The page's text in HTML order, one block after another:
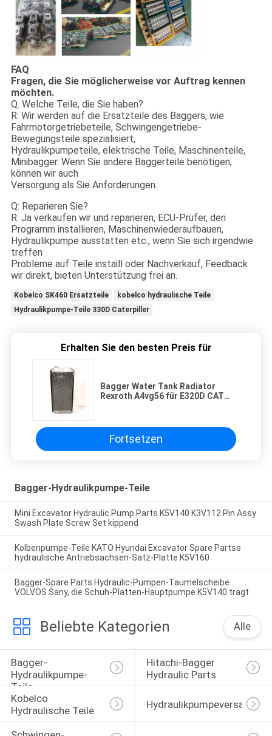
FAQ
Fragen, die Sie möglicherweise vor Auftrag kennen
möchten.
Q. Welche Teile, die Sie haben?
R: Wir werden auf die Ersatzteile des Baggers, wie
Fahrmotorgetriebeteile, Schwingengetriebe-
Bewegungsteile spezialisiert,
Hydraulikpumpeteile, elektrische Teile, Maschinenteile,
Minibagger. Wenn Sie andere Baggerteile benötigen,
können wir auch
Versorgung als Sie Anforderungen.
Q: Reparieren Sie?
R: Ja verkaufen wir und reparieren, ECU-Prüfer, den
Programm installieren, Maschinenwiederaufbauen,
Hydraulikpumpe ausstatten etc., wenn Sie sich irgendwie
treffen
Probleme auf Teile instaill oder Nachverkauf, Feedback
wir direkt, bieten Unterstützung frei an.
Kobelco SK460 Ersatzteile
kobelco hydraulische Teile
Hydraulikpumpe-Teile 330D Caterpiller
Erhalten Sie den besten Preis für
Bagger Water Tank Radiator
Rexroth A4vg56 für E320D CAT
Fortsetzen
Bagger-Hydraulikpumpe-Teile
Mini Excavator Hydraulic Pump Parts K5V140 K3V112 Pin Assy
Swash Plate Screw Set kippend
Kolbenpumpe-Teile KATO Hyundai Excavator Spare Partss
hydraulische Antriebsachsen-Satz-Platte K5V160
Bagger-Spare Parts Hydraulic-Pumpen-Taumelscheibe
VOLVOS Sany, die Schuh-Platten-Hauptpumpe K5V140 trägt
Beliebte Kategorien Alle
Bagger-
Hydraulikpumpe-
Teile
Hitachi-Bagger
Hydraulic Parts
Kobelco
Hydraulische Teile